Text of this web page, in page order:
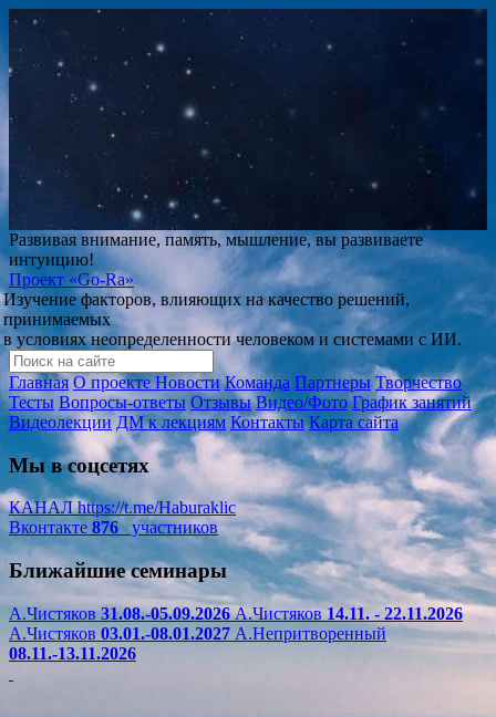
Развивая внимание, память, мышление, вы развиваете
интуицию!
Проект «Go-Ra»
Изучение факторов, влияющих на качество решений,
принимаемых
в условиях неопределенности человеком и системами с ИИ.
Главная О проектеНовости Команда Партнеры Творчество
Тесты Вопросы-ответы Отзывы Видео/Фото График занятий
Видеолекции ДМ к лекциям Контакты Карта сайта
Мы в соцсетях
КАНАЛhttps://t.me/Haburaklic
Вконтакте 876участников
Ближайшие семинары
А.Чистяков31.08.-05.09.2026 А.Чистяков14.11. - 22.11.2026
А.Чистяков 03.01.-08.01.2027 А.Непритворенный
08.11.-13.11.2026